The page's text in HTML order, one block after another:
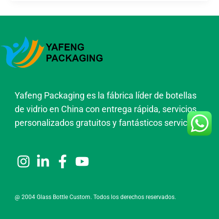
Yafeng Packaging es la fábrica líder de botellas
de vidrio en China con entrega rápida, servicios
personalizados gratuitos y fantásticos servicios.
@ 2004 Glass Bottle Custom. Todos los derechos reservados.